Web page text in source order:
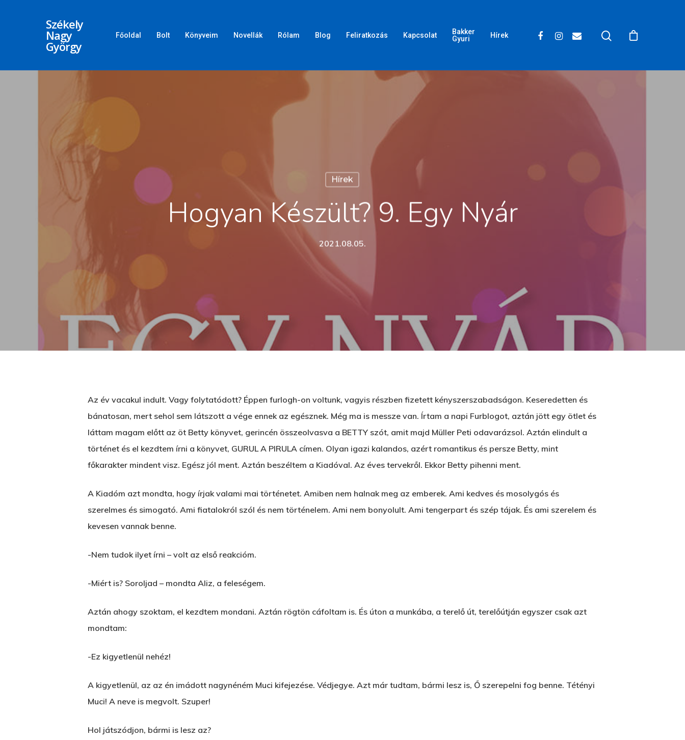
Üss egy entert a kereséshez, vagy nyomd meg az ESC gombot a bezáráshoz
Székely
Nagy
György
Főoldal Bolt Könyveim Novellák Rólam Blog Feliratkozás Kapcsolat
Bakker
Gyuri
Hírek
Hírek
Hogyan Készült? 9. Egy Nyár
2021.08.05.
Az év vacakul indult. Vagy folytatódott? Éppen furlogh-on voltunk, vagyis részben fizetett kényszerszabadságon. Keseredetten és
bánatosan, mert sehol sem látszott a vége ennek az egésznek. Még ma is messze van. Írtam a napi Furblogot, aztán jött egy ötlet és
láttam magam előtt az öt Betty könyvet, gerincén összeolvasva a BETTY szót, amit majd Müller Peti odavarázsol. Aztán elindult a
történet és el kezdtem írni a könyvet, GURUL A PIRULA címen. Olyan igazi kalandos, azért romantikus és persze Betty, mint
főkarakter mindent visz. Egész jól ment. Aztán beszéltem a Kiadóval. Az éves tervekről. Ekkor Betty pihenni ment.
A Kiadóm azt mondta, hogy írjak valami mai történetet. Amiben nem halnak meg az emberek. Ami kedves és mosolygós és
szerelmes és simogató. Ami fiatalokról szól és nem történelem. Ami nem bonyolult. Ami tengerpart és szép tájak. És ami szerelem és
kevesen vannak benne.
-Nem tudok ilyet írni – volt az első reakcióm.
-Miért is? Soroljad – mondta Aliz, a feleségem.
Aztán ahogy szoktam, el kezdtem mondani. Aztán rögtön cáfoltam is. És úton a munkába, a terelő út, terelőútján egyszer csak azt
mondtam:
-Ez kigyetlenül nehéz!
A kigyetlenül, az az én imádott nagynéném Muci kifejezése. Védjegye. Azt már tudtam, bármi lesz is, Ő szerepelni fog benne. Tétényi
Muci! A neve is megvolt. Szuper!
Hol játszódjon, bármi is lesz az?